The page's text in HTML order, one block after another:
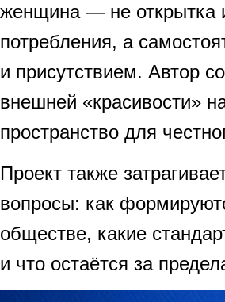
женщина — не открытка
потребления, а
и присутствием. Автор
внешней «красивости»
пространство для
Проект также
вопросы: как
обществе, какие
и что остаётся за